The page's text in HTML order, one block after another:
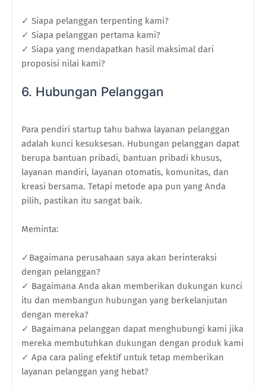
✓ Siapa pelanggan terpenting kami?
✓ Siapa pelanggan pertama kami?
✓ Siapa yang mendapatkan hasil maksimal dari
proposisi nilai kami?
6. Hubungan Pelanggan
Para pendiri startup tahu bahwa layanan pelanggan
adalah kunci kesuksesan. Hubungan pelanggan dapat
berupa bantuan pribadi, bantuan pribadi khusus,
layanan mandiri, layanan otomatis, komunitas, dan
kreasi bersama. Tetapi metode apa pun yang Anda
pilih, pastikan itu sangat baik.
Meminta:
✓Bagaimana perusahaan saya akan berinteraksi
dengan pelanggan?
✓ Bagaimana Anda akan memberikan dukungan kunci
itu dan membangun hubungan yang berkelanjutan
dengan mereka?
✓ Bagaimana pelanggan dapat menghubungi kami jika
mereka membutuhkan dukungan dengan produk kami
✓ Apa cara paling efektif untuk tetap memberikan
layanan pelanggan yang hebat?